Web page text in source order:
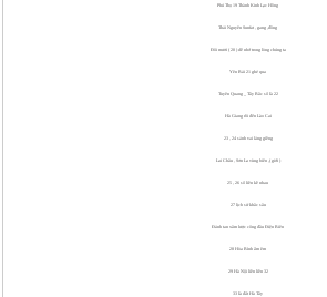
Phú Thọ 19 Thành Kinh Lạc Hồng
Thái Nguyên Sunfat , gang ,đồng
Đôi mươi ( 20 ) dễ nhớ trong lòng chúng ta
Yên Bái 21 ghé qua
Tuyên Quang _ Tây Bắc số là 22
Hà Giang rồi đến Lào Cai
23 , 24 sánh vai láng giềng
Lai Châu , Sơn La vùng biên ,( giới )
25 , 26 số liền kề nhau
27 lịch sử khắc sâu
Đánh tan xâm lược công đầu Điện Biên
28 Hòa Bình ấm êm
29 Hà Nội liền liền 32
33 là đất Hà Tây